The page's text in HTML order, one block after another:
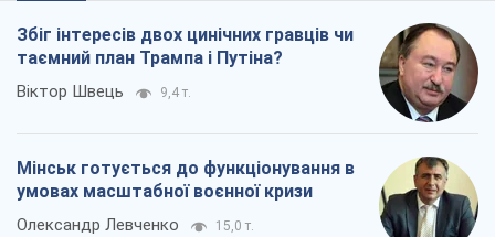
Збіг інтересів двох цинічних гравців чи
таємний план Трампа і Путіна?
Віктор Швець 9,4 т.
Мінськ готується до функціонування в
умовах масштабної воєнної кризи
Олександр Левченко 15,0 т.